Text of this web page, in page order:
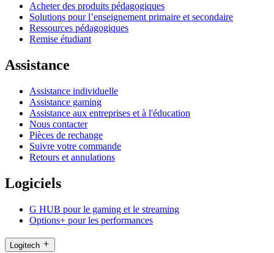
Acheter des produits pédagogiques
Solutions pour l’enseignement primaire et secondaire
Ressources pédagogiques
Remise étudiant
Assistance
Assistance individuelle
Assistance gaming
Assistance aux entreprises et à l'éducation
Nous contacter
Pièces de rechange
Suivre votre commande
Retours et annulations
Logiciels
G HUB pour le gaming et le streaming
Options+ pour les performances
Logitech